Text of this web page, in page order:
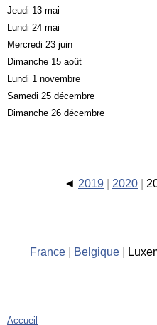
Jeudi 13 mai
Lundi 24 mai
Mercredi 23 juin
Dimanche 15 août
Lundi 1 novembre
Samedi 25 décembre
Dimanche 26 décembre
2019 2020
France Belgique
Accueil